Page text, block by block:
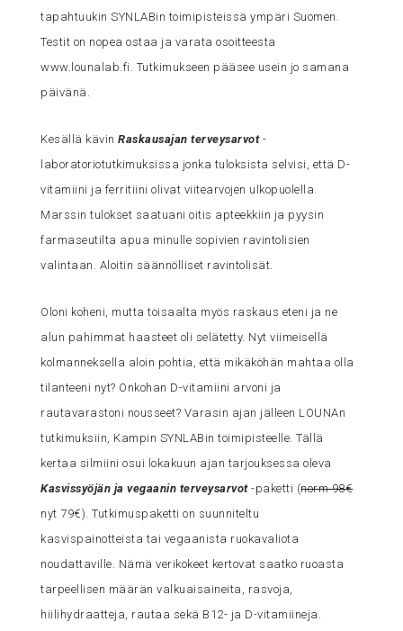
tapahtuukin SYNLABin toimipisteissä ympäri Suomen.
Testit on nopea ostaa ja varata osoitteesta
www.lounalab.fi. Tutkimukseen pääsee usein jo samana
päivänä.
Kesällä kävinRaskausajan terveysarvot-
laboratoriotutkimuksissa jonka tuloksista selvisi, että D-
vitamiini ja ferritiini olivat viitearvojen ulkopuolella.
Marssin tulokset saatuani oitis apteekkiin ja pyysin
farmaseutilta apua minulle sopivien ravintolisien
valintaan. Aloitin säännölliset ravintolisät.
Oloni koheni, mutta toisaalta myös raskaus eteni ja ne
alun pahimmat haasteet oli selätetty. Nyt viimeisellä
kolmanneksella aloin pohtia, että mikäköhän mahtaa olla
tilanteeni nyt? Onkohan D-vitamiini arvoni ja
rautavarastoni nousseet? Varasin ajan jälleen LOUNAn
tutkimuksiin, Kampin SYNLABin toimipisteelle. Tällä
kertaa silmiini osui lokakuun ajan tarjouksessa oleva
Kasvissyöjän ja vegaanin terveysarvot-paketti (norm 98€
nyt 79€). Tutkimuspaketti on suunniteltu
kasvispainotteista tai vegaanista ruokavaliota
noudattaville. Nämä verikokeet kertovat saatko ruoasta
tarpeellisen määrän valkuaisaineita, rasvoja,
hiilihydraatteja, rautaa sekä B12- ja D-vitamiineja.